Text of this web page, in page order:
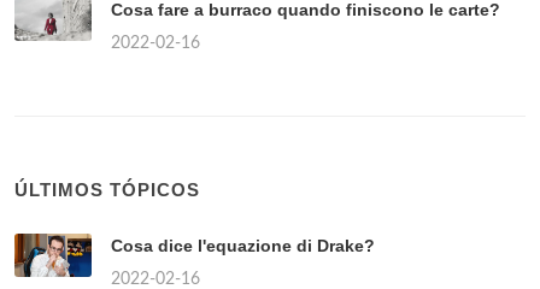
Cosa fare a burraco quando finiscono le carte?
2022-02-16
ÚLTIMOS TÓPICOS
Cosa dice l'equazione di Drake?
2022-02-16